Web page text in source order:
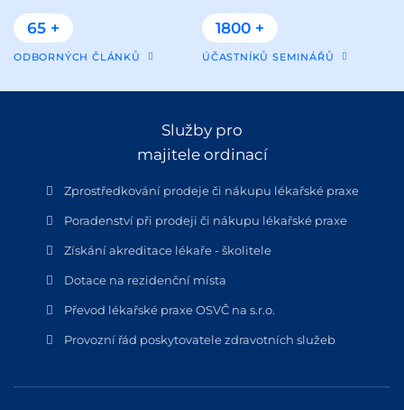
65 +
ODBORNÝCH ČLÁNKŮ
1800 +
ÚČASTNÍKŮ SEMINÁŘŮ
Služby pro
majitele ordinací
Zprostředkování prodeje či nákupu lékařské praxe
Poradenství při prodeji či nákupu lékařské praxe
Získání akreditace lékaře - školitele
Dotace na rezidenční místa
Převod lékařské praxe OSVČ na s.r.o.
Provozní řád poskytovatele zdravotních služeb